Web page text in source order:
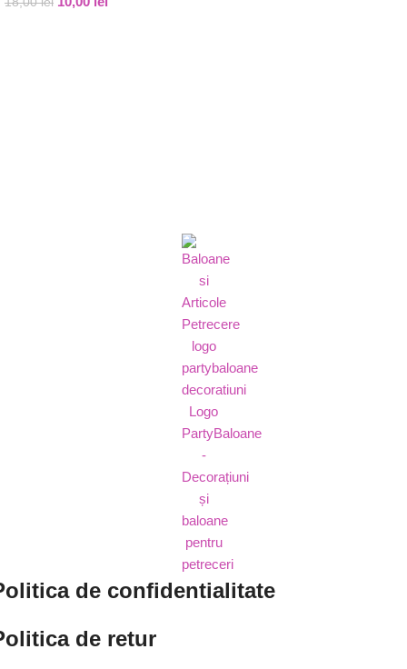
de confidentialitate
de retur